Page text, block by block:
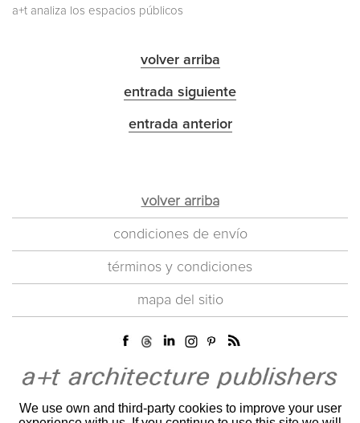
a+t analiza los espacios públicos
volver arriba
entrada siguiente
entrada anterior
volver arriba
condiciones de envío
términos y condiciones
mapa del sitio
We use own and third-party cookies to improve your user